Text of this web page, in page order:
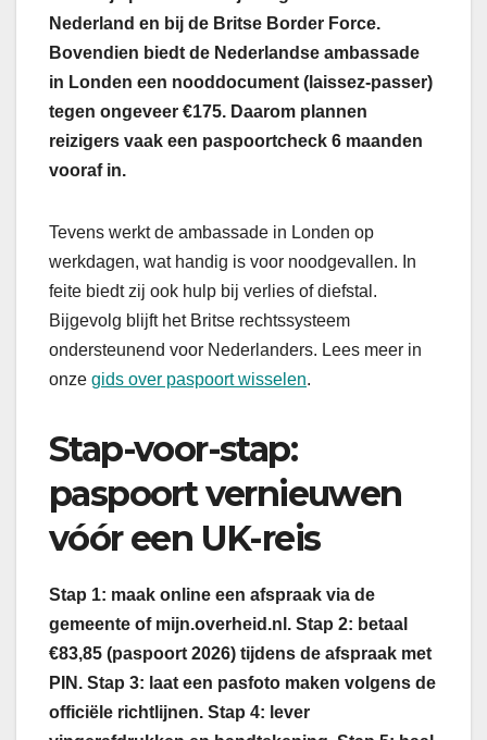
Nederland en bij de Britse Border Force.
Bovendien biedt de Nederlandse ambassade
in Londen een nooddocument (laissez-passer)
tegen ongeveer €175. Daarom plannen
reizigers vaak een paspoortcheck 6 maanden
vooraf in.
Tevens werkt de ambassade in Londen op
werkdagen, wat handig is voor noodgevallen. In
feite biedt zij ook hulp bij verlies of diefstal.
Bijgevolg blijft het Britse rechtssysteem
ondersteunend voor Nederlanders. Lees meer in
onze gids over paspoort wisselen.
Stap-voor-stap:
paspoort vernieuwen
vóór een UK-reis
Stap 1: maak online een afspraak via de
gemeente of mijn.overheid.nl. Stap 2: betaal
€83,85 (paspoort 2026) tijdens de afspraak met
PIN. Stap 3: laat een pasfoto maken volgens de
officiële richtlijnen. Stap 4: lever